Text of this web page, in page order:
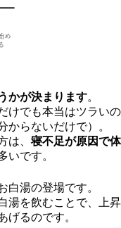
かが決まります。
けでも本当はツラいの
からないだけで）。
は、 寝不足が原因で体
いです。
白湯の登場です。
湯を飲むことで、上昇
げるのです。